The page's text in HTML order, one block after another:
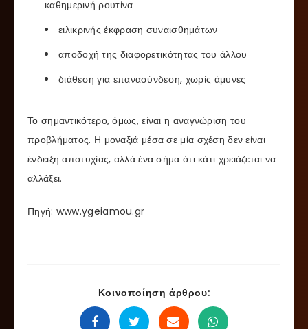
καθημερινή ρουτίνα
ειλικρινής έκφραση συναισθημάτων
αποδοχή της διαφορετικότητας του άλλου
διάθεση για επανασύνδεση, χωρίς άμυνες
Το σημαντικότερο, όμως, είναι η αναγνώριση του
προβλήματος. Η μοναξιά μέσα σε μία σχέση δεν είναι
ένδειξη αποτυχίας, αλλά ένα σήμα ότι κάτι χρειάζεται να
αλλάξει.
Πηγή: www.ygeiamou.gr
Κοινοποίηση άρθρου: